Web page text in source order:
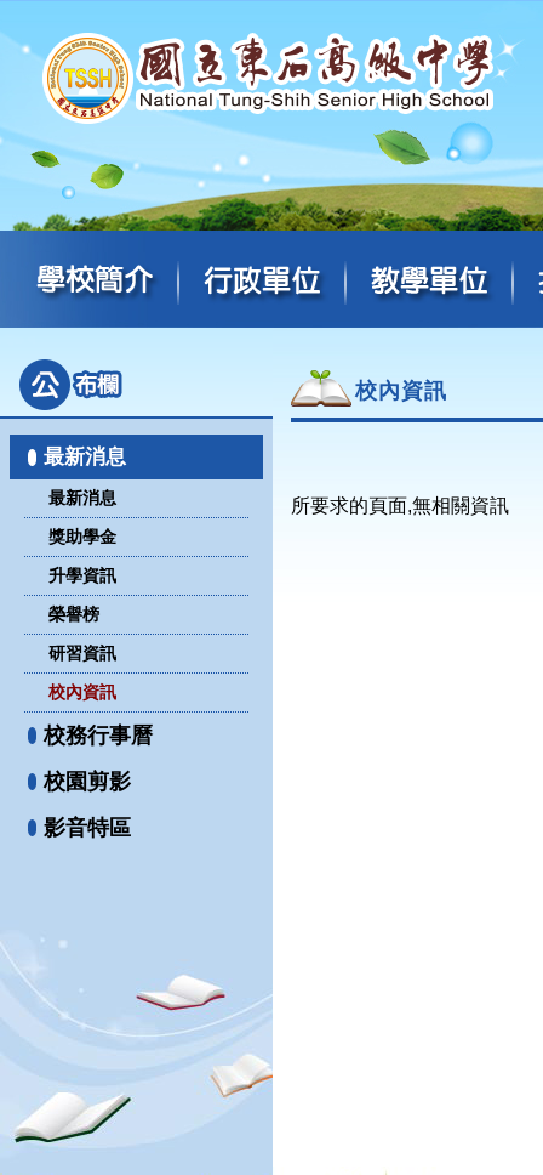
最新消息
最新消息
獎助學金
升學資訊
榮譽榜
研習資訊
校內資訊
校務行事曆
校園剪影
影音特區
校內資訊
所要求的頁面,無相關資訊